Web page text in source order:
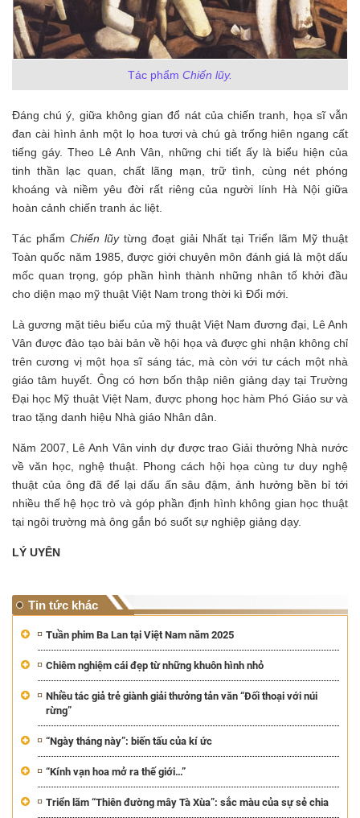
Tác phẩm Chiến lũy.
Đáng chú ý, giữa không gian đổ nát của chiến tranh, họa sĩ vẫn
đan cài hình ảnh một lọ hoa tươi và chú gà trống hiên ngang cất
tiếng gáy. Theo Lê Anh Vân, những chi tiết ấy là biểu hiện của
tinh thần lạc quan, chất lãng mạn, trữ tình, cùng nét phóng
khoáng và niềm yêu đời rất riêng của người lính Hà Nội giữa
hoàn cảnh chiến tranh ác liệt.
Tác phẩmChiến lũytừng đoạt giải Nhất tại Triển lãm Mỹ thuật
Toàn quốc năm 1985, được giới chuyên môn đánh giá là một dấu
mốc quan trọng, góp phần hình thành những nhân tố khởi đầu
cho diện mạo mỹ thuật Việt Nam trong thời kì Đổi mới.
Là gương mặt tiêu biểu của mỹ thuật Việt Nam đương đại, Lê Anh
Vân được đào tạo bài bản về hội họa và được ghi nhận không chỉ
trên cương vị một họa sĩ sáng tác, mà còn với tư cách một nhà
giáo tâm huyết. Ông có hơn bốn thập niên giảng dạy tại Trường
Đại học Mỹ thuật Việt Nam, được phong học hàm Phó Giáo sư và
trao tặng danh hiệu Nhà giáo Nhân dân.
Năm 2007, Lê Anh Vân vinh dự được trao Giải thưởng Nhà nước
về văn học, nghệ thuật. Phong cách hội họa cùng tư duy nghệ
thuật của ông đã để lại dấu ấn sâu đậm, ảnh hưởng bền bỉ tới
nhiều thế hệ học trò và góp phần định hình không gian học thuật
tại ngôi trường mà ông gắn bó suốt sự nghiệp giảng dạy.
LÝ UYÊN
Tin tức khác
Tuần phim Ba Lan tại Việt Nam năm 2025
Chiêm nghiệm cái đẹp từ những khuôn hình nhỏ
Nhiều tác giả trẻ giành giải thưởng tản văn “Đối thoại với núi
rừng”
“Ngày tháng này”: biến tấu của kí ức
“Kính vạn hoa mở ra thế giới…”
Triển lãm “Thiên đường mây Tà Xùa”: sắc màu của sự sẻ chia